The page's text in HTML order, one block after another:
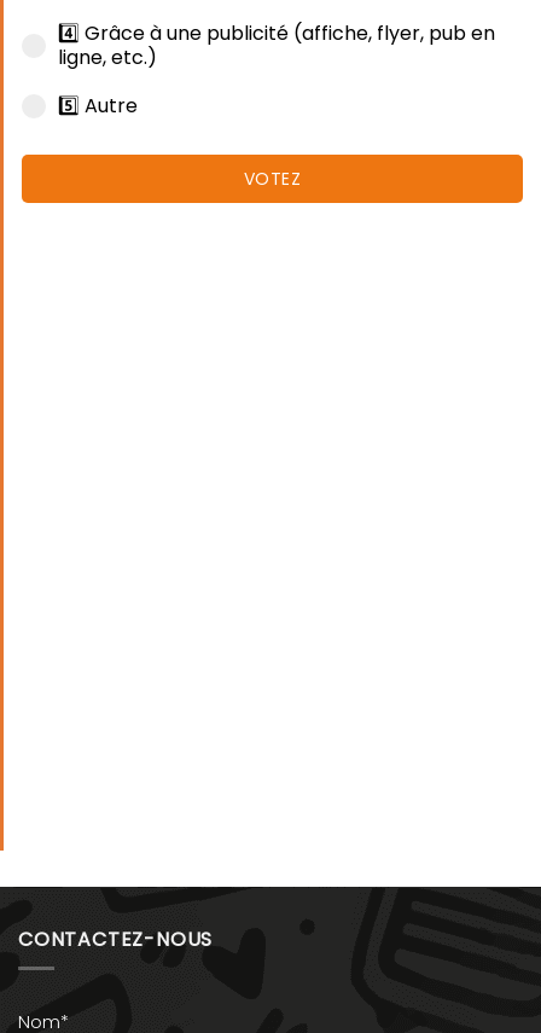
4️⃣ Grâce à une publicité (affiche, flyer, pub en
ligne, etc.)
5️⃣ Autre
VOTEZ
CONTACTEZ-NOUS
Nom*